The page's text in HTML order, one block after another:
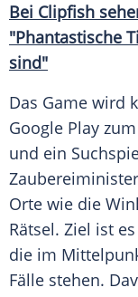
Bei Clipfish
"Phantastische
sind"
Das Game wird
Google Play zum
und ein
Orte wie die
Rätsel. Ziel ist
die im
Fälle stehen.